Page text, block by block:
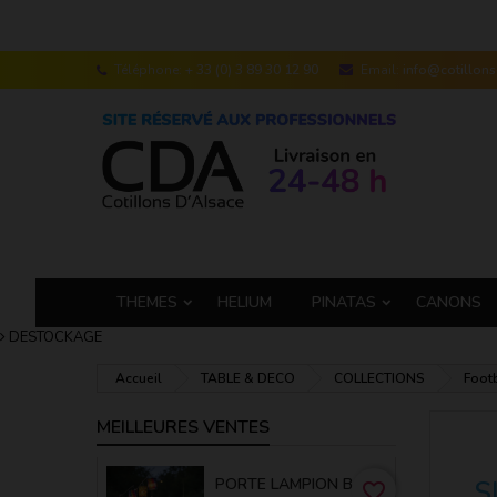
Téléphone: + 33 (0) 3 89 30 12 90 Email:
THEMES HELIUM PINATAS CANONS
DESTOCKAGE
Accueil TABLE & DECO COLLECTIONS
MEILLEURES VENTES
PORTE LAMPION BAMBOU 50 CM
favorite_border